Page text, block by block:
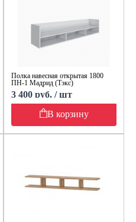
Полка навесная открытая 1800
ПН-1 Мадрид (Тэкс)
3 400 руб. / шт
В корзину